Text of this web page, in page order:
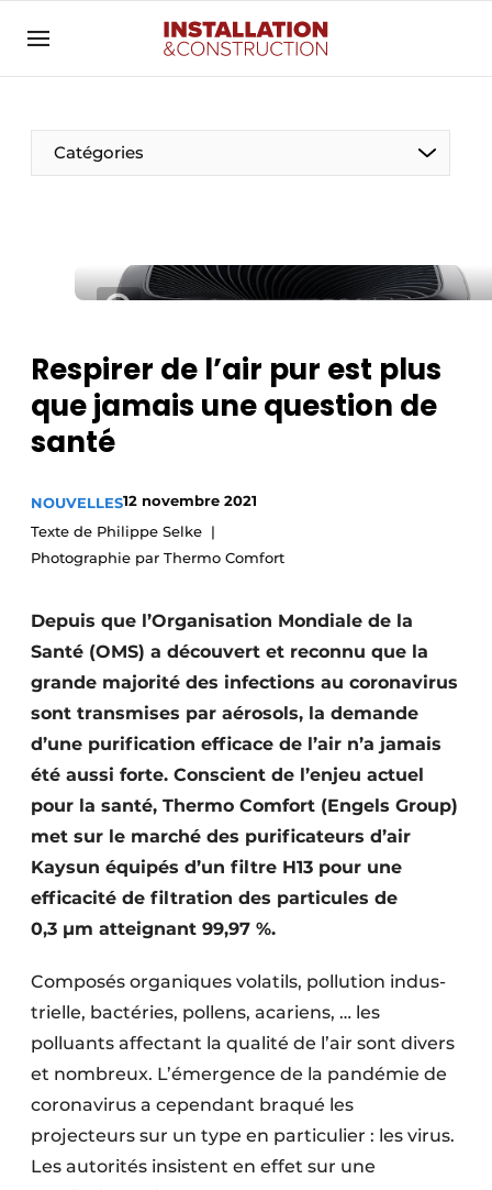
Contact
Contact direct
EntreprisesMerci de votre inscription
S’inscrire
Meest gelezen
Newsletter
Podcasts
S’inscrire
Video’s
Catégories
Électricité
Photovoltaïques
Respirer de l’air pur est plus
que jamais une question de
santé
NOUVELLES12 novembre 2021
Texte de Philippe Selke
Photographie par Thermo Comfort
Depuis que l’Organisation Mondiale de la
Santé (OMS) a découvert et reconnu que la
grande majorité des infections au coronavirus
sont transmises par aérosols, la demande
d’une purification efficace de l’air n’a jamais
été aussi forte. Conscient de l’enjeu actuel
pour la santé, Thermo Comfort (Engels Group)
met sur le marché des purificateurs d’air
Kaysun équipés d’un filtre H13 pour une
efficacité de filtration des particules de
0,3 µm atteignant 99,97 %.
Composés organiques volatils, pollution indu­s­
trielle, bactéries, pollens, acariens, … les
polluants affectant la qualité de l’air sont divers
et nombreux. L’émergence de la pandémie de
coronavirus a cependant braqué les
projecteurs sur un type en particulier : les virus.
Les autorités insistent en effet sur une